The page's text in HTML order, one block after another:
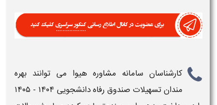
کارشناسان سامانه مشاوره هیوا می توانند بهره
مندان تسهیلات صندوق رفاه دانشجویی ۱۴۰۴ - ۱۴۰۵